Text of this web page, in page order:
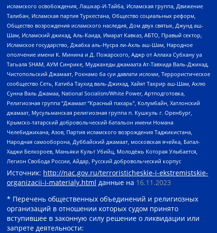
исламского освобождения, Лашкар-И-Тайба, Исламская группа, Движение
Талибан, Исламская партия Туркестана, Общество социальных реформ,
Общество возрождения исламского наследия, Дом двух святых, Джунд аш-
Шам, Исламский джихад, Аль-Каида, Имарат Кавказ, АБТО, Правый сектор,
Исламское государство, Джабха аль-Нусра ли-Ахль аш-Шам, Народное
ополчение имени К. Минина и Д. Пожарского, Аджр от Аллаха Субхану уа
Тагьаля SHAM, АУМ Синрике, Муджахеды джамаата Ат-Тавхида Валь-Джихад,
Чистопольский Джамаат, Рохнамо ба суи давлати исломи, Террористическое
сообщество Сеть, Катиба Таухид валь-Джихад, Хайят Тахрир аш-Шам, Ахлю
Сунна Валь Джамаа, National Socialism/White Power, Артподготовка,
Религиозная группа “Джамаат “Красный пахарь”, Колумбайн, Хатлонский
джамаат, Мусульманская религиозная группа п. Кушкуль г. Оренбург,
Крымско-татарский добровольческий батальон имени Номана
Челебиджихана, Азов, Партия исламского возрождения Таджикистана,
Народная самооборона, Дуббайский джамаат, московская ячейка, Батал-
Хаджи Белхороев, Маньяки Культ Убийц, Молодёжь Которая Улыбается,
Легион Свобода России, Айдар, Русский добровольческий корпус
Источник: http://nac.gov.ru/terroristicheskie-i-ekstremistskie-
organizacii-i-materialy.html данные на 16.11.2023
* Перечень общественных объединений и религиозных
организаций в отношении которых судом принято
вступившее в законную силу решение о ликвидации или
запрете деятельности: